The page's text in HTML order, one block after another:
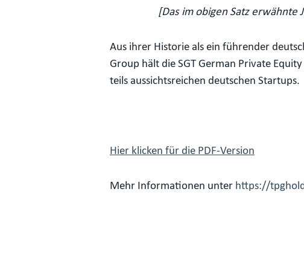
[Das im obigen Satz
Aus ihrer Historie als ein führender
Group hält die SGT German Private
teils aussichtsreichen deutschen Startups.
Hier klicken für die PDF-Version
Mehr Informationen unter https://